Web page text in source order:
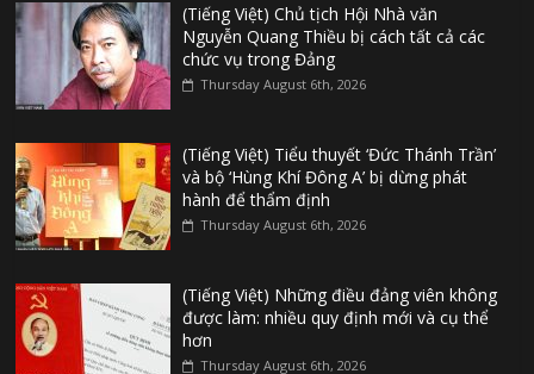
(Tiếng Việt) Chủ tịch Hội Nhà văn
Nguyễn Quang Thiều bị cách tất cả các
chức vụ trong Đảng
Thursday August 6th, 2026
(Tiếng Việt) Tiểu thuyết ‘Đức Thánh Trần’
và bộ ‘Hùng Khí Đông A’ bị dừng phát
hành để thẩm định
Thursday August 6th, 2026
(Tiếng Việt) Những điều đảng viên không
được làm: nhiều quy định mới và cụ thể
hơn
Thursday August 6th, 2026